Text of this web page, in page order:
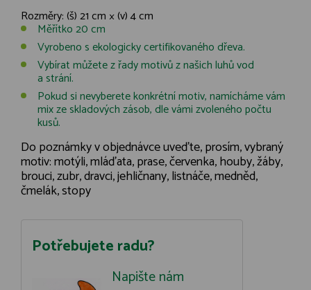
Rozměry: (š) 21 cm × (v) 4 cm
Měřítko 20 cm
Vyrobeno s ekologicky certifikovaného dřeva.
Vybírat můžete z řady motivů z našich luhů vod
a strání.
Pokud si nevyberete konkrétní motiv, namícháme vám
mix ze skladových zásob, dle vámi zvoleného počtu
kusů.
Do poznámky v objednávce uveďte, prosím, vybraný
motiv: motýli, mláďata, prase, červenka, houby, žáby,
brouci, zubr, dravci, jehličnany, listnáče, medněd,
čmelák, stopy
Potřebujete radu?
Napište nám